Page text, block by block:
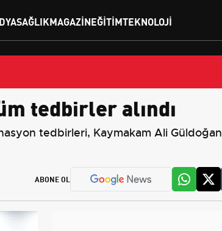
SAĞLIKMAGAZINEĞITIMTEKNOLOJI
tedbirler alındı
tedbirleri, Kaymakam Ali Güldoğan
ABONE OL